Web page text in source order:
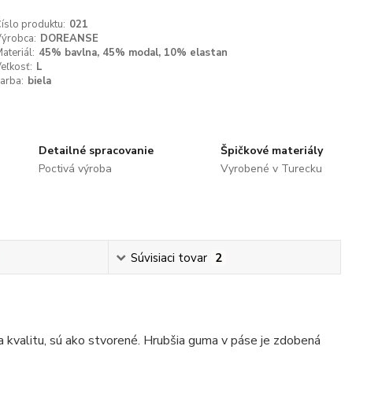
produktu: 021
DOREANSE
45% bavlna, 45% modal, 10% elastan
L
biela
Detailné spracovanie
Poctivá výroba
Špičkové materiály
Vyrobené v Turecku
Súvisiaci tovar 2
sú ako stvorené. Hrubšia guma v páse je zdobená